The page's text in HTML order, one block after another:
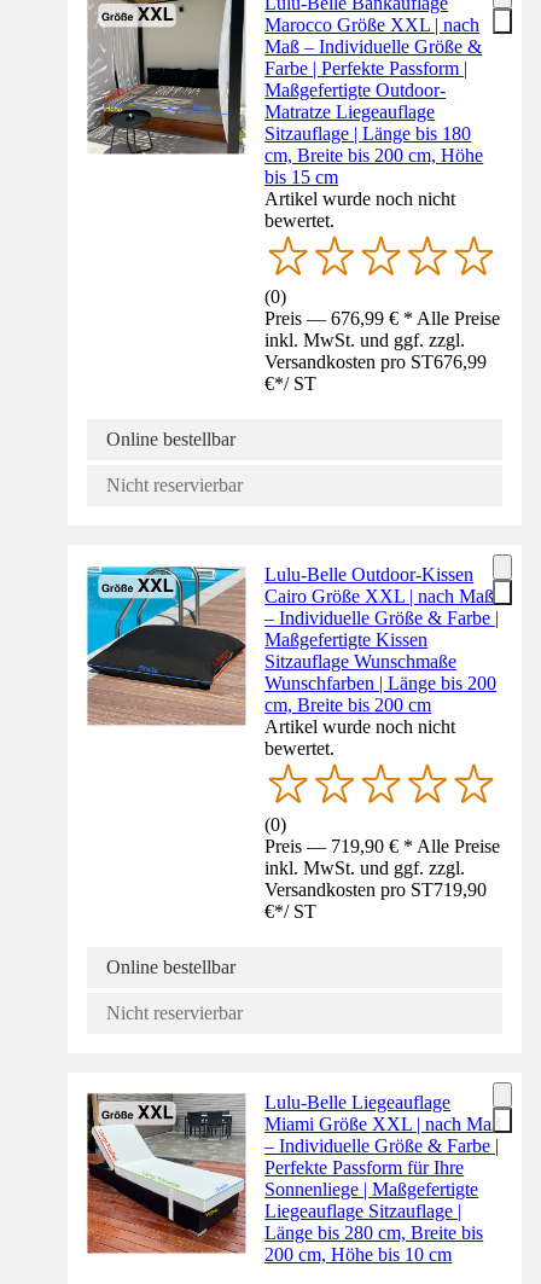
Marocco Größe XXL | nach
Maß – Individuelle Größe &
Farbe | Perfekte Passform |
Maßgefertigte Outdoor-
Matratze Liegeauflage
Sitzauflage | Länge bis 180
cm, Breite bis 200 cm, Höhe
bis 15 cm
Artikel wurde noch nicht
bewertet.
(0)
Preis — 676,99 € * Alle Preise
inkl. MwSt. und ggf. zzgl.
Versandkosten pro ST676,99
€*/ ST
Online bestellbar
Nicht reservierbar
Lulu-Belle Outdoor-Kissen
Cairo Größe XXL | nach Maß
– Individuelle Größe & Farbe |
Maßgefertigte Kissen
Sitzauflage Wunschmaße
Wunschfarben | Länge bis 200
cm, Breite bis 200 cm
Artikel wurde noch nicht
bewertet.
(0)
Preis — 719,90 € * Alle Preise
inkl. MwSt. und ggf. zzgl.
Versandkosten pro ST719,90
€*/ ST
Online bestellbar
Nicht reservierbar
Lulu-Belle Liegeauflage
Miami Größe XXL | nach Maß
– Individuelle Größe & Farbe |
Perfekte Passform für Ihre
Sonnenliege | Maßgefertigte
Liegeauflage Sitzauflage |
Länge bis 280 cm, Breite bis
200 cm, Höhe bis 10 cm